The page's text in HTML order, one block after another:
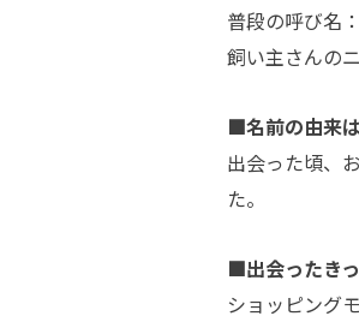
普段の呼び名
飼い主さんの
■名前の由来
出会った頃、
た。
■出会ったき
ショッピング